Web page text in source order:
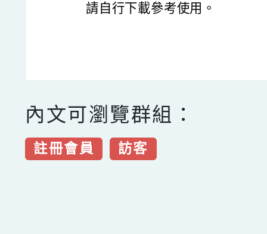
請自行下載參考使用。
內文可瀏覽群組：
註冊會員 訪客